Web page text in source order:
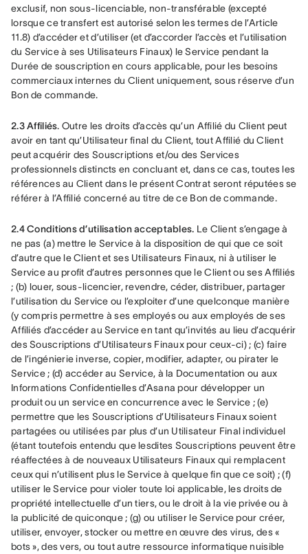
exclusif, non sous-licenciable, non-transférable (excepté
lorsque ce transfert est autorisé selon les termes de l’Article
11.8) d’accéder et d’utiliser (et d’accorder l’accès et l’utilisation
du Service à ses Utilisateurs Finaux) le Service pendant la
Durée de souscription en cours applicable, pour les besoins
commerciaux internes du Client uniquement, sous réserve d’un
Bon de commande.
2.3 Affiliés. Outre les droits d’accès qu’un Affilié du Client peut
avoir en tant qu’Utilisateur final du Client, tout Affilié du Client
peut acquérir des Souscriptions et/ou des Services
professionnels distincts en concluant et, dans ce cas, toutes les
références au Client dans le présent Contrat seront réputées se
référer à l’Affilié concerné au titre de ce Bon de commande.
2.4 Conditions d’utilisation acceptables. Le Client s’engage à
ne pas (a) mettre le Service à la disposition de qui que ce soit
d’autre que le Client et ses Utilisateurs Finaux, ni à utiliser le
Service au profit d’autres personnes que le Client ou ses Affiliés
; (b) louer, sous-licencier, revendre, céder, distribuer, partager
l’utilisation du Service ou l’exploiter d’une quelconque manière
(y compris permettre à ses employés ou aux employés de ses
Affiliés d’accéder au Service en tant qu’invités au lieu d’acquérir
des Souscriptions d’Utilisateurs Finaux pour ceux-ci) ; (c) faire
de l’ingénierie inverse, copier, modifier, adapter, ou pirater le
Service ; (d) accéder au Service, à la Documentation ou aux
Informations Confidentielles d’Asana pour développer un
produit ou un service en concurrence avec le Service ; (e)
permettre que les Souscriptions d’Utilisateurs Finaux soient
partagées ou utilisées par plus d’un Utilisateur Final individuel
(étant toutefois entendu que lesdites Souscriptions peuvent être
réaffectées à de nouveaux Utilisateurs Finaux qui remplacent
ceux qui n’utilisent plus le Service à quelque fin que ce soit) ; (f)
utiliser le Service pour violer toute loi applicable, les droits de
propriété intellectuelle d’un tiers, ou le droit à la vie privée ou à
la publicité de quiconque ; (g) ou utiliser le Service pour créer,
utiliser, envoyer, stocker ou mettre en œuvre des virus, des «
bots », des vers, ou tout autre ressource informatique nuisible